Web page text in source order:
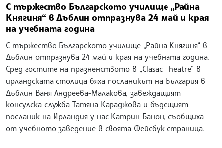
С тържество Българското училище „Райна
Княгиня“ в Дъблин отпразнува 24 май и края
на учебната година
С тържество Българското училище „Райна Княгиня“ в
Дъблин отпразнува 24 май и края на учебната година.
Сред гостите на празненството в „Clasac Theatre“ в
ирландската столица бяха посланикът на България в
Дъблин Ваня Андреева-Малакова, завеждащият
консулска служба Татяна Караджова и бъдещият
посланик на Ирландия у нас Катрин Банон, съобщиха
от учебното заведение в своята Фейсбук страница.